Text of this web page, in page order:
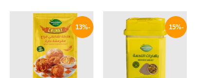
-15%
الأصلي
هو:
85 EGP.
الحالي
72 EGP.
-13%
السعر
الأصلي
هو:
40 EGP.
السعر
هو:
35 EGP.